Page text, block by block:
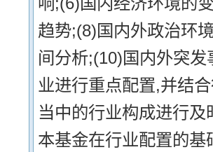
趋势;(8)国内外政治环
间分析;(10)国内外突
业进行重点配置,并结
当中的行业构成进行
本基金在行业配置的